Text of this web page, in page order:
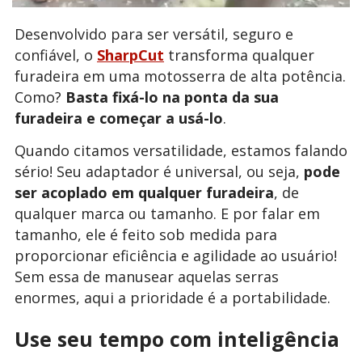
Desenvolvido para ser versátil, seguro e
confiável, o SharpCut transforma qualquer
furadeira em uma motosserra de alta potência.
Como? Basta fixá-lo na ponta da sua
furadeira e começar a usá-lo.
Quando citamos versatilidade, estamos falando
sério! Seu adaptador é universal, ou seja, pode
ser acoplado em qualquer furadeira, de
qualquer marca ou tamanho. E por falar em
tamanho, ele é feito sob medida para
proporcionar eficiência e agilidade ao usuário!
Sem essa de manusear aquelas serras
enormes, aqui a prioridade é a portabilidade.
Use seu tempo com inteligência